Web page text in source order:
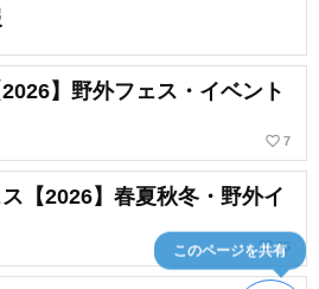
】野外フェス・イベント
favorite_border 7
【2026】春夏秋冬・野外イ
favorite_border35
このページを共有